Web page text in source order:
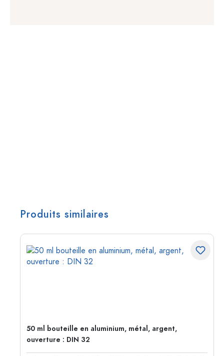
Produits similaires
50 ml bouteille en aluminium, métal, argent,
ouverture : DIN 32